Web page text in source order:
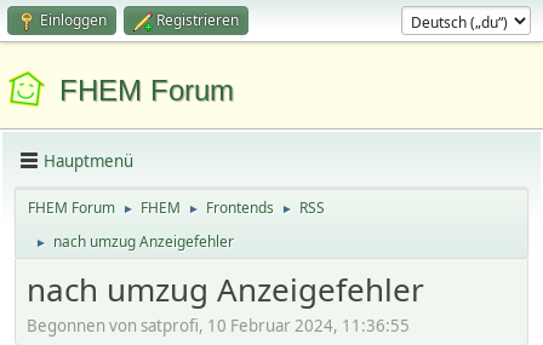
Einloggen Registrieren
FHEM Forum
Hauptmenü
FHEM Forum ► FHEM ► Frontends ► RSS
► nach umzug Anzeigefehler
nach umzug Anzeigefehler
Begonnen von satprofi, 10 Februar 2024, 11:36:55